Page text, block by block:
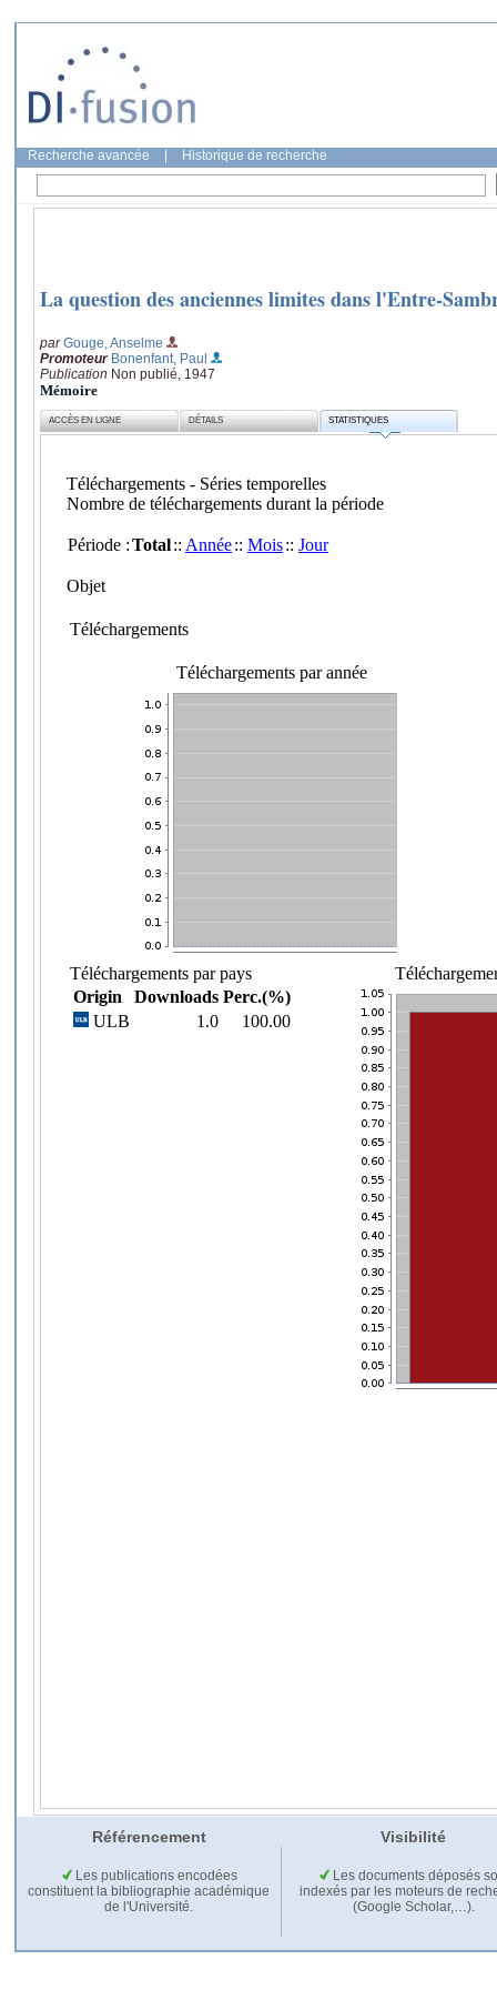
Recherche avancée Historique de recherche
La question des anciennes limites dans l'Entre-
parGouge, Anselme
Promoteur Bonenfant, Paul
Publication Non publié, 1947
Mémoire
ACCÈS EN LIGNE DÉTAILS STATISTIQUES
Référencement Visibilité
Les publications encodées
constituent la bibliographie académique
de l'Université.
Les documents déposés
indexés par les moteurs de
(Google Scholar,…).